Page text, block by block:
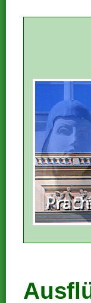
Art